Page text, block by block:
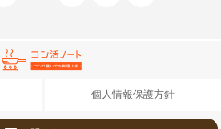
個人情報保護方針